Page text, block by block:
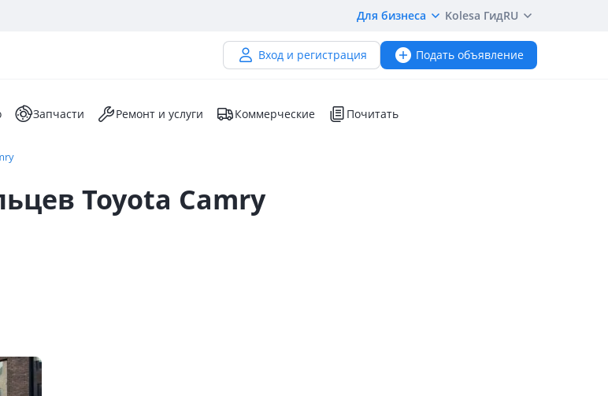
Для бизнеса Kolesa ГидRU
Вход и регистрация Подать объявление
Запчасти Ремонт и услуги Коммерческие Почитать
Toyota Camry